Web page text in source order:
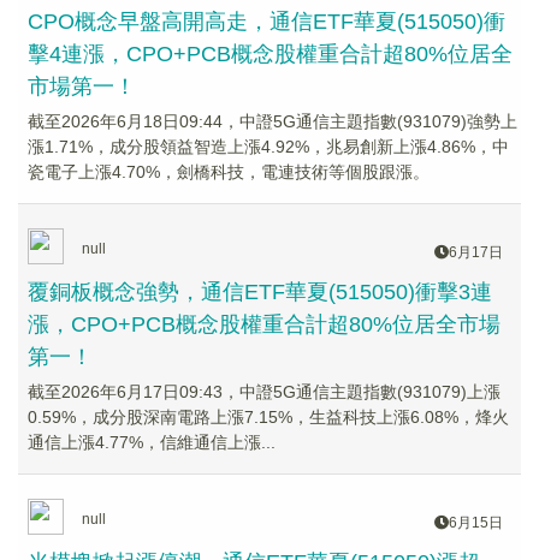
CPO概念早盤高開高走，通信ETF華夏(515050)衝
擊4連漲，CPO+PCB概念股權重合計超80%位居全
市場第一！
截至2026年6月18日09:44，中證5G通信主題指數(931079)強勢上
漲1.71%，成分股領益智造上漲4.92%，兆易創新上漲4.86%，中
瓷電子上漲4.70%，劍橋科技，電連技術等個股跟漲。
null 6月17日
覆銅板概念強勢，通信ETF華夏(515050)衝擊3連
漲，CPO+PCB概念股權重合計超80%位居全市場
第一！
截至2026年6月17日09:43，中證5G通信主題指數(931079)上漲
0.59%，成分股深南電路上漲7.15%，生益科技上漲6.08%，烽火
通信上漲4.77%，信維通信上漲...
null 6月15日